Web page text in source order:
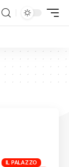
IL PALAZZO